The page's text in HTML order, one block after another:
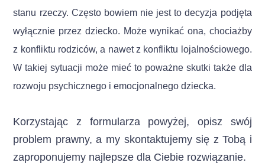
stanu rzeczy. Często bowiem nie jest to decyzja podjęta
wyłącznie przez dziecko. Może wynikać ona, chociażby
z konfliktu rodziców, a nawet z konfliktu lojalnościowego.
W takiej sytuacji może mieć to poważne skutki także dla
rozwoju psychicznego i emocjonalnego dziecka.
Korzystając z formularza powyżej, opisz swój
problem prawny, a my skontaktujemy się z Tobą i
zaproponujemy najlepsze dla Ciebie rozwiązanie.